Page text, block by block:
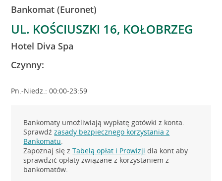
Bankomat (Euronet)
UL. KOŚCIUSZKI 16, KOŁOBRZEG
Hotel Diva Spa
Czynny:
Pn.-Niedz.: 00:00-23:59
Bankomaty umożliwiają wypłatę gotówki z konta.
Sprawdźzasady bezpiecznego korzystania z
Bankomatu.
Zapoznaj się zTabelą opłat i Prowizji dla kont aby
sprawdzić opłaty związane z korzystaniem z
bankomatów.